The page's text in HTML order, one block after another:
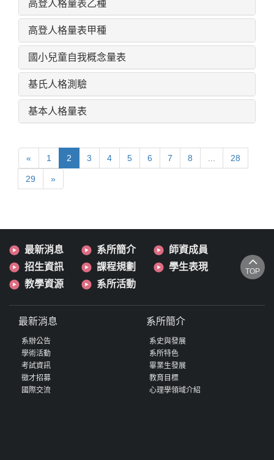
高登人格量表乙種
高登人格量表甲種
國小兒童自我概念量表
基氏人格測驗
基本人格量表
« 1 2 3 4 5 6 7 8 28
29 »
最新消息 系所簡介
師資成員
招生資訊
課程規劃
學生表現
教學資源
系所活動
TOP
最新消息
系辦公告
學術活動
考試資訊
徵才招募
國際交流
系所簡介
系史與發展
系所特色
畢業生發展
教育目標
心理學領域介紹